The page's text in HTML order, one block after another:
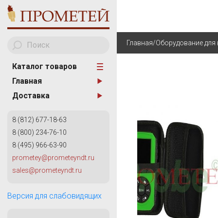
Каталог товаров
Главная
Доставка
ОБОРУДОВАНИЕ ДЛЯ
ИЗМЕРИТЕЛЬНОГО
КАПИЛЛЯРНЫЙ
ВИХРЕТОКОВЫЙ
КОНТРОЛЬ
General Electric
8 (812) 677-18-63
8 (800) 234-76-10
8 (495) 966-63-90
prometey@prometeyndt.ru
sales@prometeyndt.ru
Версия для слабовидящих
Главная/Оборудование для